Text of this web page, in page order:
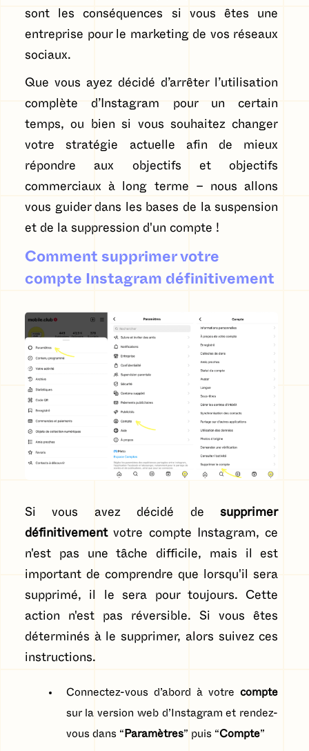
sont les conséquences si vous êtes une
entreprise pour le marketing de vos réseaux
sociaux.
Que vous ayez décidé d’arrêter l’utilisation
complète d’Instagram pour un certain
temps, ou bien si vous souhaitez changer
votre stratégie actuelle afin de mieux
répondre aux objectifs et objectifs
commerciaux à long terme – nous allons
vous guider dans les bases de la suspension
et de la suppression d'un compte !
Comment supprimer votre
compte Instagram définitivement
Si vous avez décidé desupprimer
définitivementvotre compte Instagram, ce
n'est pas une tâche difficile, mais il est
important de comprendre que lorsqu'il sera
supprimé, il le sera pour toujours. Cette
action n'est pas réversible. Si vous êtes
déterminés à le supprimer, alors suivez ces
instructions.
Connectez-vous d’abord à votrecompte
sur la version web d’Instagram et rendez-
vous dans “ Paramètres” puis “Compte”